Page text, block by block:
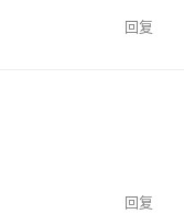
回复
回复